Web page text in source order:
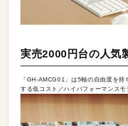
実売2000円台の人気
「GH-AMCG01」は5軸の自由度を
する低コスト／ハイパフォーマンスモ